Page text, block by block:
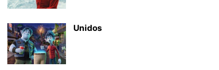
Unidos